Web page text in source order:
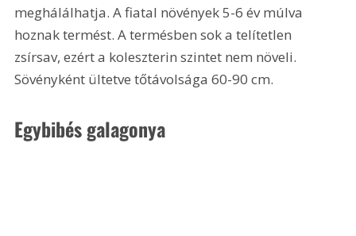
meghálálhatja. A fiatal növények 5-6 év múlva
hoznak termést. A termésben sok a telítetlen
zsírsav, ezért a koleszterin szintet nem növeli.
Sövényként ültetve tőtávolsága 60-90 cm.
Egybibés galagonya